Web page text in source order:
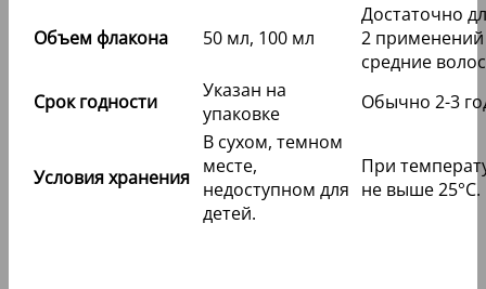
Объем флакона 50 мл, 100 мл
Достаточно
2
средние
Срок годности
Указан на
упаковке
Обычно 2-3
Условия хранения
В сухом, темном
месте,
недоступном для
детей.
При
не выше 25°C.